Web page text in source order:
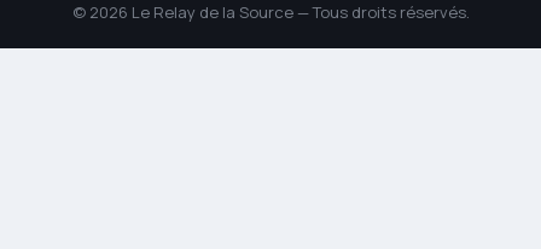
© 2026 Le Relay de la Source — Tous droits réservés.